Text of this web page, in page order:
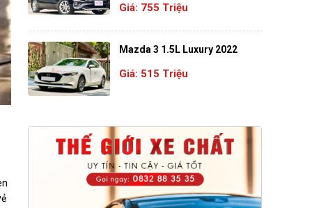
Giá: 755 Triệu
Mazda 3 1.5L Luxury 2022
Giá: 515 Triệu